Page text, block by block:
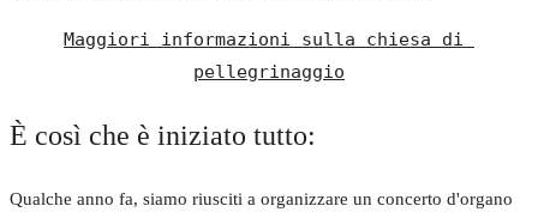
Maggiori informazioni sulla chiesa di
pellegrinaggio
È così che è iniziato tutto:
Qualche anno fa, siamo riusciti a organizzare un concerto d'organo